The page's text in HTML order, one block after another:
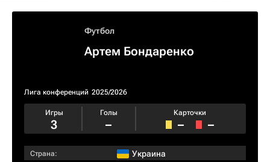
Футбол
Артем Бондаренко
Лига конференций 2025/2026
Игры
3
Голы
–
Карточки
– –
Страна: Украина